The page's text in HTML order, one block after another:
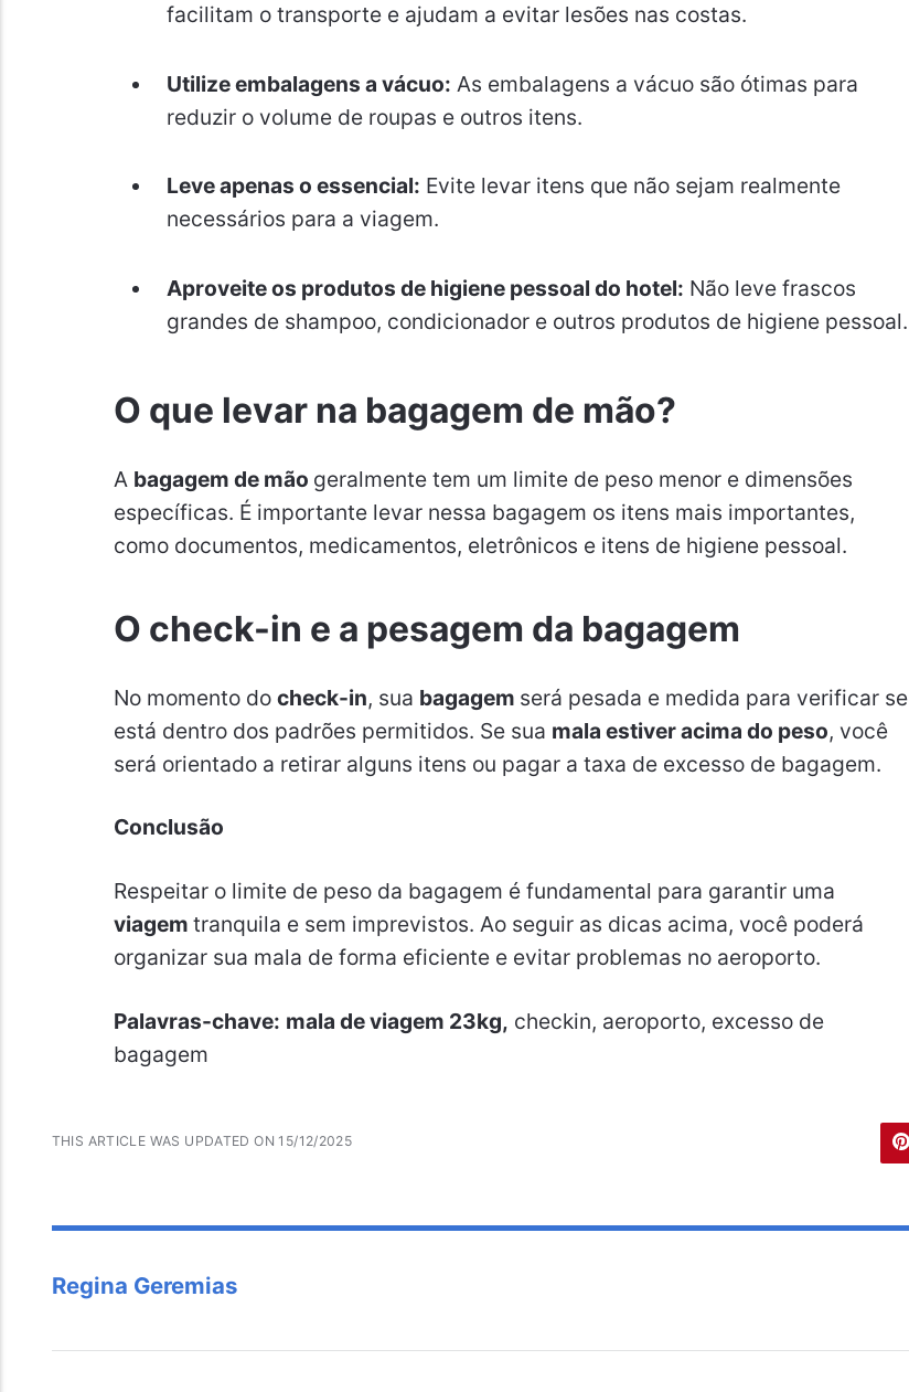
facilitam o transporte e ajudam a evitar lesões nas costas.
Utilize embalagens a vácuo: As embalagens a vácuo são ótimas para
reduzir o volume de roupas e outros itens.
Leve apenas o essencial: Evite levar itens que não sejam realmente
necessários para a viagem.
Aproveite os produtos de higiene pessoal do hotel: Não leve frascos
grandes de shampoo, condicionador e outros produtos de higiene pessoal.
O que levar na bagagem de mão?
A bagagem de mão geralmente tem um limite de peso menor e dimensões
específicas. É importante levar nessa bagagem os itens mais importantes,
como documentos, medicamentos, eletrônicos e itens de higiene pessoal.
O check-in e a pesagem da bagagem
No momento do check-in, sua bagagem será pesada e medida para verificar se
está dentro dos padrões permitidos. Se sua mala estiver acima do peso, você
será orientado a retirar alguns itens ou pagar a taxa de excesso de bagagem.
Conclusão
Respeitar o limite de peso da bagagem é fundamental para garantir uma
viagem tranquila e sem imprevistos. Ao seguir as dicas acima, você poderá
organizar sua mala de forma eficiente e evitar problemas no aeroporto.
Palavras-chave: mala de viagem 23kg, checkin, aeroporto, excesso de
bagagem
THIS ARTICLE WAS UPDATED ON 15/12/2025
Regina Geremias